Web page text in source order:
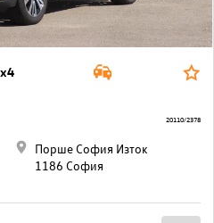
Порше София Изток
1186 София
20110/2378